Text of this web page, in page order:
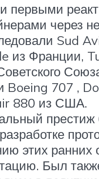
первыми
через
Sud
из Франции,
Boeing 707 ,
880 из США.
этих ранних
Был